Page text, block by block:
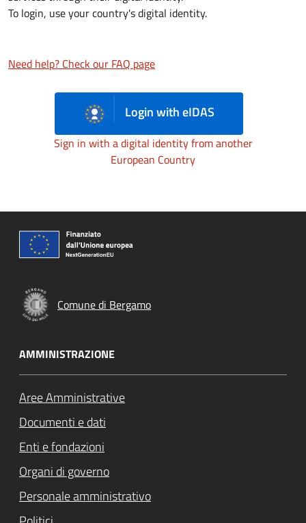
To login, use your country's digital identity.
Need help? Check our FAQ page
Login with eIDAS
Sign in with a digital identity from another
European Country
Comune di Bergamo
AMMINISTRAZIONE
Aree Amministrative
Documenti e dati
Enti e fondazioni
Organi di governo
Personale amministrativo